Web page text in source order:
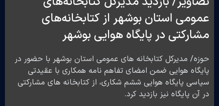
عمومی استان بوشهر از کتابخانه‌های
مشارکتی در پایگاه هوایی بوشهر
حوزه/ مدیرکل کتابخانه های عمومی استان بوشهر با حضور در
پایگاه هوایی ضمن امضای تفاهم نامه همکاری با عقیدتی
سیاسی پایگاه هوایی ششم شکاری، از کتابخانه های مشارکتی
در آن پایگاه نیز بازدید کرد.